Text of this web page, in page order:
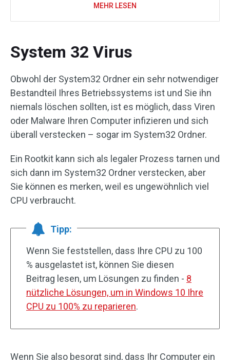
MEHR LESEN
System 32 Virus
Obwohl der System32 Ordner ein sehr notwendiger
Bestandteil Ihres Betriebssystems ist und Sie ihn
niemals löschen sollten, ist es möglich, dass Viren
oder Malware Ihren Computer infizieren und sich
überall verstecken – sogar im System32 Ordner.
Ein Rootkit kann sich als legaler Prozess tarnen und
sich dann im System32 Ordner verstecken, aber
Sie können es merken, weil es ungewöhnlich viel
CPU verbraucht.
Tipp:
Wenn Sie feststellen, dass Ihre CPU zu 100
% ausgelastet ist, können Sie diesen
Beitrag lesen, um Lösungen zu finden - 8
nützliche Lösungen, um in Windows 10 Ihre
CPU zu 100% zu reparieren.
Wenn Sie also besorgt sind, dass Ihr Computer ein